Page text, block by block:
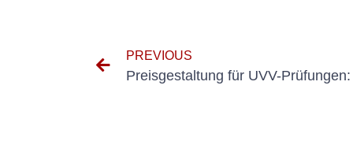
PREVIOUS
Preisgestaltung für UVV-